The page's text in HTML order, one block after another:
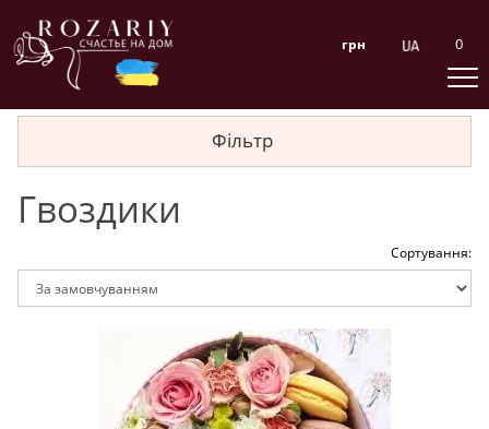
грн 0
Фільтр
Гвоздики
Сортування: